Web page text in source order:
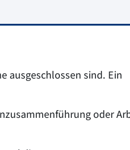
ausgeschlossen sind. Ein
oder